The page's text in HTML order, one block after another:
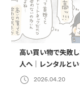
高い買い物で失敗
人へ｜レンタルと
2026.04.20